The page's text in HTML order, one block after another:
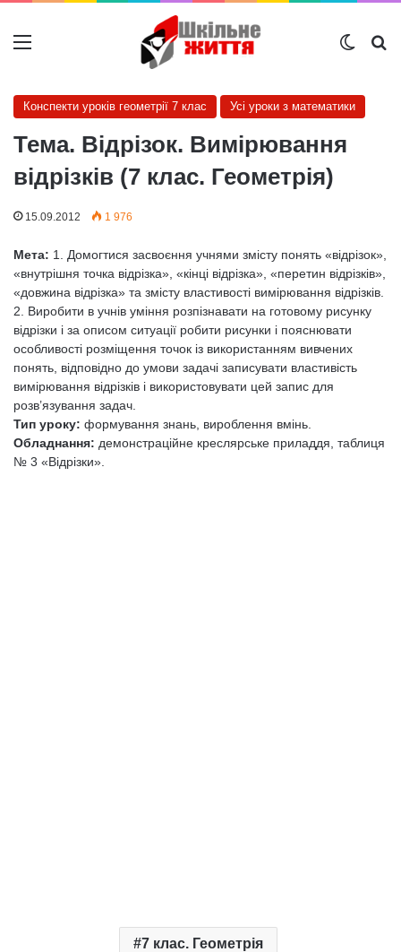
Меню
Конспекти уроків геометрії 7 клас Усі уроки з математики
Тема. Відрізок. Вимірювання
відрізків (7 клас. Геометрія)
15.09.2012 1 976
Мета: 1. Домогтися засвоєння учнями змісту понять «відрізок»,
«внутрішня точка відрізка», «кінці відрізка», «перетин відрізків»,
«довжина відрізка» та змісту властивості вимірювання відрізків.
2. Виробити в учнів уміння розпізнавати на готовому рисунку
відрізки і за описом ситуації робити рисунки і пояснювати
особливості розміщення точок із використанням вивчених
понять, відповідно до умови задачі записувати властивість
вимірювання відрізків і використовувати цей запис для
розв’язування задач.
Тип уроку: формування знань, вироблення вмінь.
Обладнання: демонстраційне креслярське приладдя, таблиця
№ 3 «Відрізки».
7 клас. Геометрія